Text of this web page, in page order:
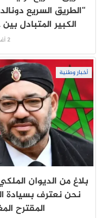
“الطريق السريع
الكبير المتبادل
2 أغسطس 2026
أخبار وطنية
بلاغ من الديوان
نحن نعترف بسيادة
المقترح